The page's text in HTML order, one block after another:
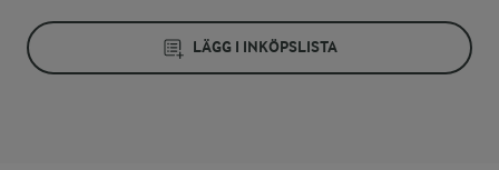
LÄGG I INKÖPSLISTA